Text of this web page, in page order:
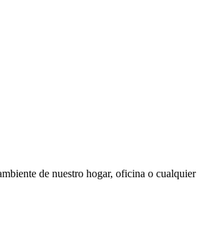
de nuestro hogar, oficina o cualquier